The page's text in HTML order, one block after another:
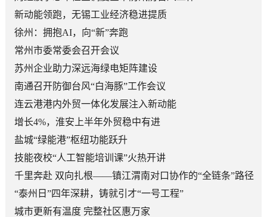
新动能领跑，无锡工业经济稳进提质
徐州：拥抱AI，向“新”奔跑
常州市委常委会召开会议
苏州企业助力深远海绿电矩阵建设
南通召开防御台风“白海豚”工作会议
连云港港内外贸一体化发展注入新动能
增长4%，淮安上半年外贸稳中有进
盐城“绿能港”枢纽功能跃升
技能夜校“人工智能培训课”火热开讲
千里奔赴 双向扎根——镇江渭南对口协作的“全链条”路径
“泰州日”四年深耕，铸就引才“一号工程”
城市更新有温度 完整社区惠万家